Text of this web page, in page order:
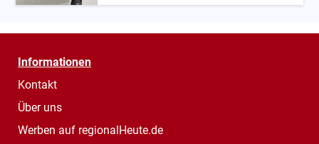
Informationen
Kontakt
Über uns
Werben auf regionalHeute.de